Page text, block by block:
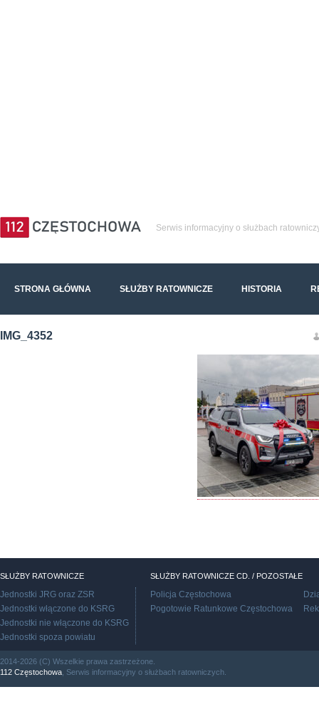
Serwis informacyjny o służbach
STRONA GŁÓWNA SŁUŻBY RATOWNICZE HISTORIA
IMG_4352
SŁUŻBY RATOWNICZE
Jednostki JRG oraz ZSR
Jednostki włączone do KSRG
Jednostki nie włączone do KSRG
Jednostki spoza powiatu
SŁUŻBY RATOWNICZE CD. / POZOSTAŁE
Policja Częstochowa
Pogotowie Ratunkowe Częstochowa
2014-2026 (C) Wszelkie prawa zastrzeżone.
112 Częstochowa , Serwis informacyjny o służbach ratowniczych.